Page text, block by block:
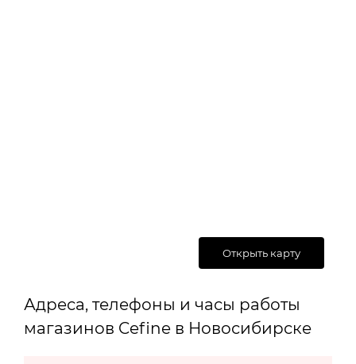
Открыть карту
Адреса, телефоны и часы работы
магазинов Cefine в Новосибирске